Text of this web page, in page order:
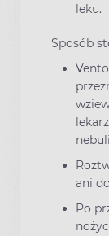
leku.
Sposób
ani
Po